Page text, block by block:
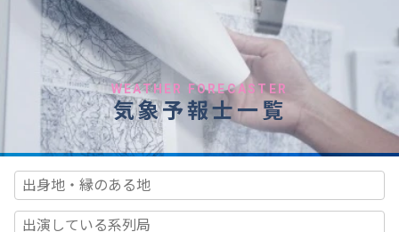
WEATHER FORECASTER
気象予報士一覧